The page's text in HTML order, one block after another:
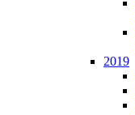
2019